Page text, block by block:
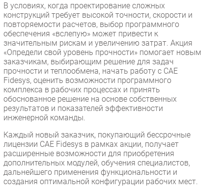
Аналитика
Интервью
Мероприятия
Проекты
IT класс
Тестовый стенд
Каталог компаний
В условиях, когда проектирование сложных
конструкций требует высокой точности, скорости и
повторяемости расчетов, выбор программного
обеспечения «вслепую» может привести к
значительным рискам и увеличению затрат. Акция
«Определи свой уровень прочности» помогает новым
заказчикам, выбирающим решение для задач
прочности и теплообмена, начать работу с CAE
Fidesys, оценить возможности программного
комплекса в рабочих процессах и принять
обоснованное решение на основе собственных
результатов и показателей эффективности
инженерной команды.
Каждый новый заказчик, покупающий бессрочные
лицензии CAE Fidesys в рамках акции, получает
расширенные возможности для приобретения
дополнительных модулей, обучения специалистов,
дальнейшего применения функциональности и
создания оптимальной конфигурации рабочих мест.